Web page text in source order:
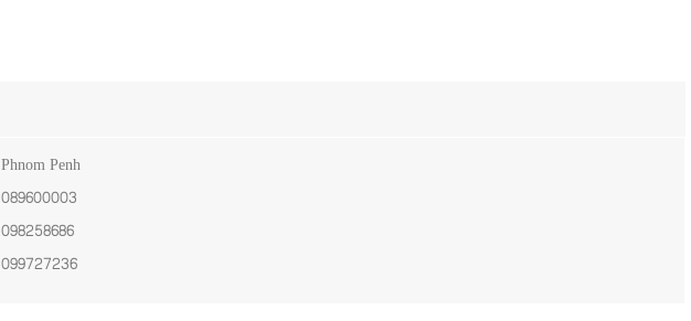
Phnom Penh
089600003
098258686
099727236